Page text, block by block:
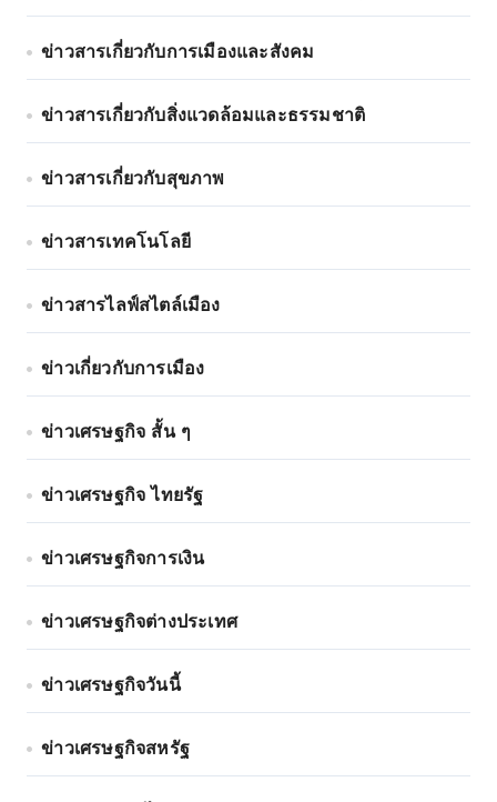
ข่าวสารเกี่ยวกับการเมืองและสังคม
ข่าวสารเกี่ยวกับสิ่งแวดล้อมและธรรมชาติ
ข่าวสารเกี่ยวกับสุขภาพ
ข่าวสารเทคโนโลยี
ข่าวสารไลฟ์สไตล์เมือง
ข่าวเกี่ยวกับการเมือง
ข่าวเศรษฐกิจ สั้น ๆ
ข่าวเศรษฐกิจ ไทยรัฐ
ข่าวเศรษฐกิจการเงิน
ข่าวเศรษฐกิจต่างประเทศ
ข่าวเศรษฐกิจวันนี้
ข่าวเศรษฐกิจสหรัฐ